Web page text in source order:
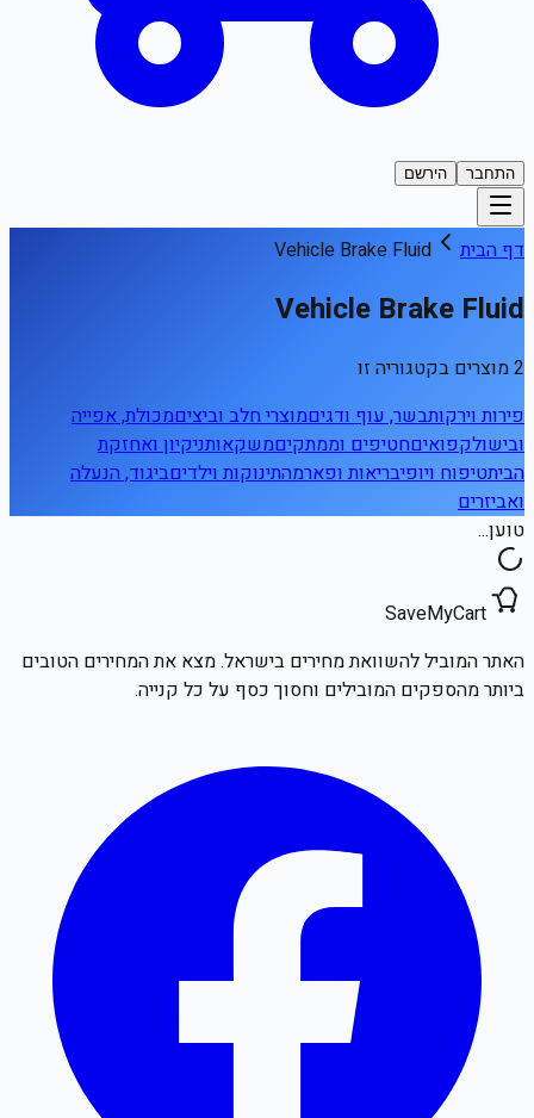
התחבר הירשם
דף הבית Vehicle Brake Fluid
Vehicle Brake Fluid
2 מוצרים בקטגוריה זו
פירות וירקותבשר, עוף ודגיםמוצרי חלב וביציםמכולת, אפייה
ובישולקפואיםחטיפים וממתקיםמשקאותניקיון ואחזקת
הביתטיפוח ויופיבריאות ופארמהתינוקות וילדיםביגוד, הנעלה
ואביזרים
טוען...
SaveMyCart
האתר המוביל להשוואת מחירים בישראל. מצא את המחירים הטובים
ביותר מהספקים המובילים וחסוך כסף על כל קנייה.